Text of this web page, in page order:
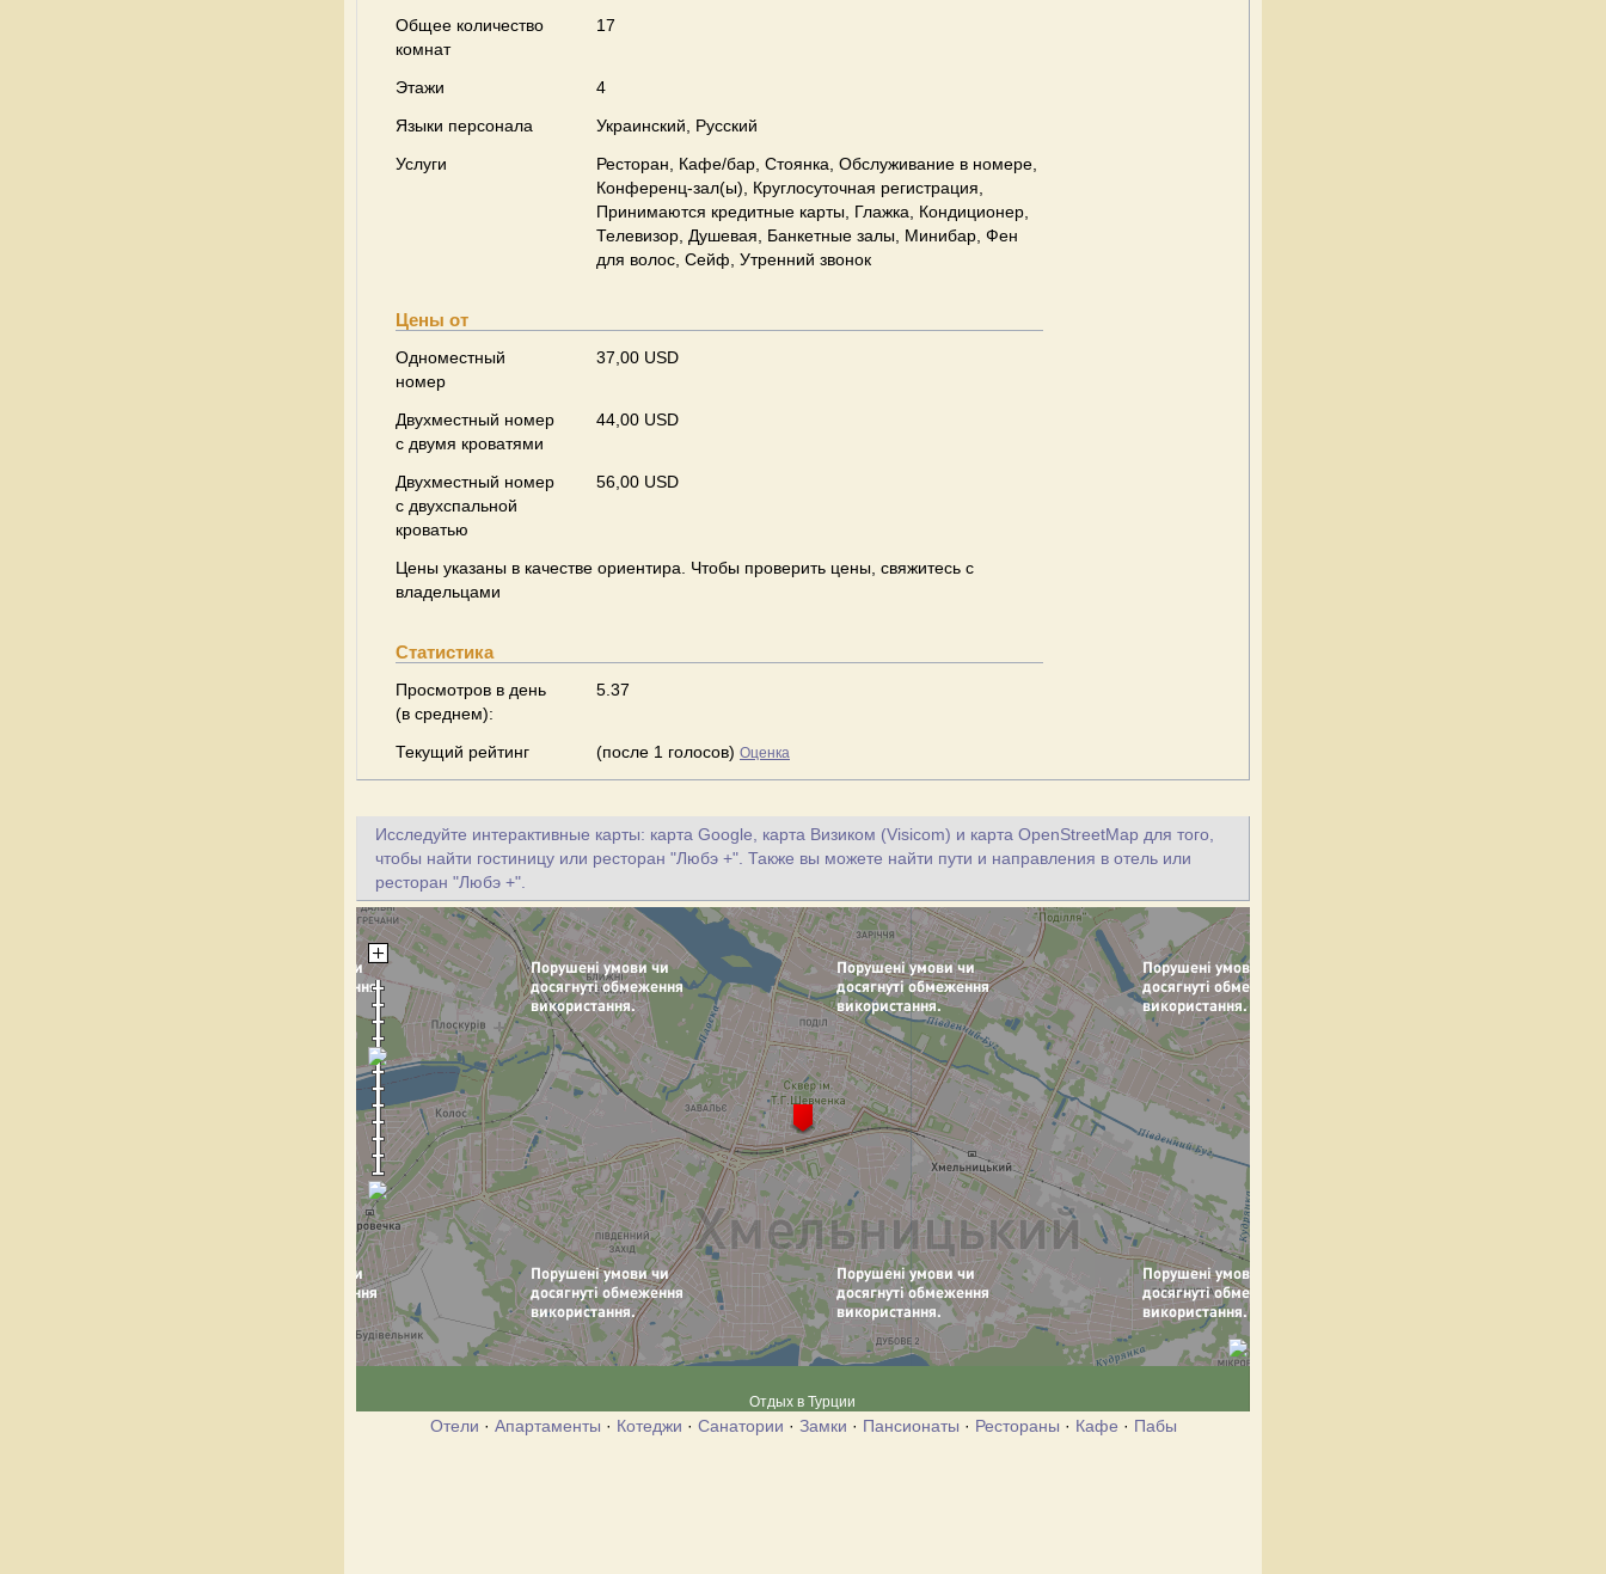
Общее количество
комнат
17
Этажи
4
Языки персонала
Украинский, Русский
Услуги
Ресторан, Кафе/бар, Стоянка, Обслуживание в номере,
Конференц-зал(ы), Круглосуточная регистрация,
Принимаются кредитные карты, Глажка, Кондиционер,
Телевизор, Душевая, Банкетные залы, Минибар, Фен
для волос, Сейф, Утренний звонок
Цены от
Одноместный
номер
37,00 USD
Двухместный номер
с двумя кроватями
44,00 USD
Двухместный номер
с двухспальной
кроватью
56,00 USD
Цены указаны в качестве ориентира. Чтобы проверить цены, свяжитесь с
владельцами
Статистика
Просмотров в день
(в среднем):
5.37
Текущий рейтинг (после 1 голосов) Оценка
Исследуйте интерактивные карты: карта Google, карта Визиком (Visicom) и карта OpenStreetMap для того,
чтобы найти гостиницу или ресторан "Любэ +". Также вы можете найти пути и направления в отель или
ресторан "Любэ +".
Отдых в Турции
Отели · Апартаменты · Котеджи · Санатории · Замки · Пансионаты · Рестораны · Кафе · Пабы